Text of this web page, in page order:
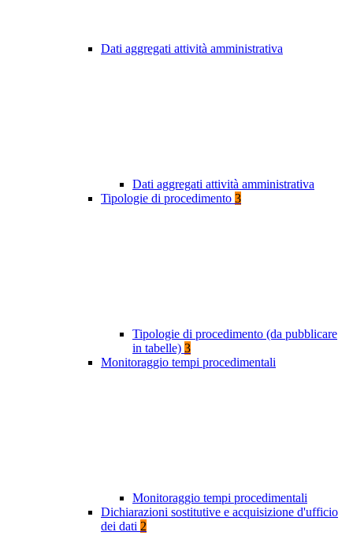
Dati aggregati attività amministrativa
Dati aggregati attività amministrativa
Tipologie di procedimento 3
Tipologie di procedimento (da pubblicare
in tabelle) 3
Monitoraggio tempi procedimentali
Monitoraggio tempi procedimentali
Dichiarazioni sostitutive e acquisizione d'ufficio
dei dati 2